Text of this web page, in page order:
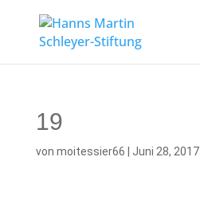
19
von moitessier66 Juni 28, 2017